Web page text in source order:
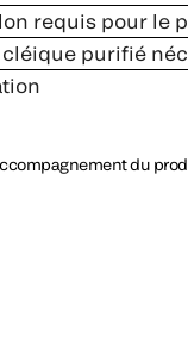
requis pour le
purifié
du